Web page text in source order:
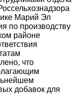
Марий Эл
по производству
районе
что
добавок для